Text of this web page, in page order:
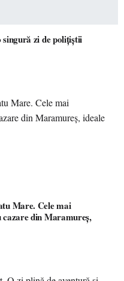
singură zi de polițiștii
Mare. Cele mai
cazare din Maramureș,